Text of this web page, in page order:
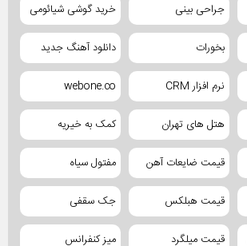
جراحی بینی خرید گوشی شیائومی
بخورات دانلود آهنگ جدید
نرم افزار CRM webone.co
هتل های تهران کمک به خیریه
قیمت ضایعات آهن مفتول سیاه
قیمت هبلکس جک سقفی
قیمت میلگرد میز کنفرانس